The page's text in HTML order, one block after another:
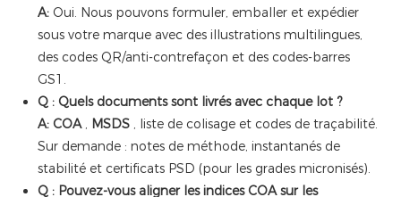
A: Oui. Nous pouvons formuler, emballer et expédier
sous votre marque avec des illustrations multilingues,
des codes QR/anti-contrefaçon et des codes-barres
GS1.
Q : Quels documents sont livrés avec chaque lot ?
A: COA , MSDS , liste de colisage et codes de traçabilité.
Sur demande : notes de méthode, instantanés de
stabilité et certificats PSD (pour les grades micronisés).
Q : Pouvez-vous aligner les indices COA sur les